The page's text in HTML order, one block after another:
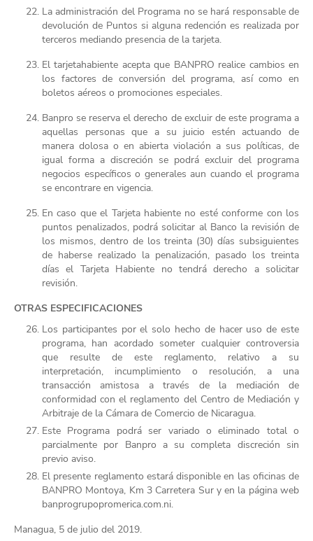
La administración del Programa no se hará responsable de
devolución de Puntos si alguna redención es realizada por
terceros mediando presencia de la tarjeta.
El tarjetahabiente acepta que BANPRO realice cambios en
los factores de conversión del programa, así como en
boletos aéreos o promociones especiales.
Banpro se reserva el derecho de excluir de este programa a
aquellas personas que a su juicio estén actuando de
manera dolosa o en abierta violación a sus políticas, de
igual forma a discreción se podrá excluir del programa
negocios específicos o generales aun cuando el programa
se encontrare en vigencia.
En caso que el Tarjeta habiente no esté conforme con los
puntos penalizados, podrá solicitar al Banco la revisión de
los mismos, dentro de los treinta (30) días subsiguientes
de haberse realizado la penalización, pasado los treinta
días el Tarjeta Habiente no tendrá derecho a solicitar
revisión.
OTRAS ESPECIFICACIONES
Los participantes por el solo hecho de hacer uso de este
programa, han acordado someter cualquier controversia
que resulte de este reglamento, relativo a su
interpretación, incumplimiento o resolución, a una
transacción amistosa a través de la mediación de
conformidad con el reglamento del Centro de Mediación y
Arbitraje de la Cámara de Comercio de Nicaragua.
Este Programa podrá ser variado o eliminado total o
parcialmente por Banpro a su completa discreción sin
previo aviso.
El presente reglamento estará disponible en las oficinas de
BANPRO Montoya, Km 3 Carretera Sur y en la página web
banprogrupopromerica.com.ni.
Managua, 5 de julio del 2019.